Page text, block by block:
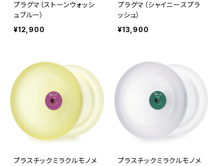
プラグマ（ストーンウォッシ
ュブルー）
¥12,900
プラグマ（シャイニースプラ
ッシュ）
¥13,900
プラスチックミラクルモノメ
プラスチックミラクルモノメ